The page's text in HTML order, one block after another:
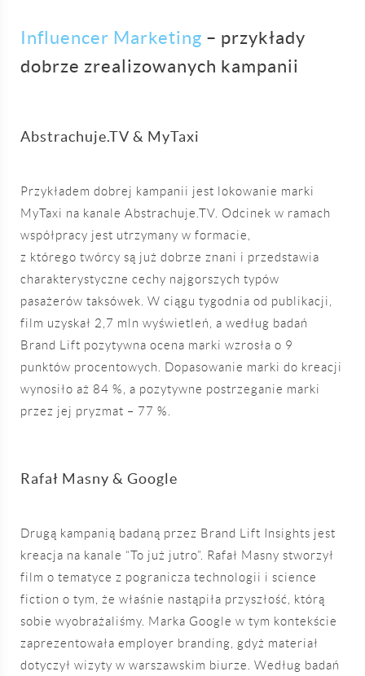
Influencer Marketing – przykłady
dobrze zrealizowanych kampanii
Abstrachuje.TV & MyTaxi
Przykładem dobrej kampanii jest lokowanie marki
MyTaxi na kanale Abstrachuje.TV. Odcinek w ramach
współpracy jest utrzymany w formacie,
z którego twórcy są już dobrze znani i przedstawia
charakterystyczne cechy najgorszych typów
pasażerów taksówek. W ciągu tygodnia od publikacji,
film uzyskał 2,7 mln wyświetleń, a według badań
Brand Lift pozytywna ocena marki wzrosła o 9
punktów procentowych. Dopasowanie marki do kreacji
wynosiło aż 84 %, a pozytywne postrzeganie marki
przez jej pryzmat – 77 %.
Rafał Masny & Google
Drugą kampanią badaną przez Brand Lift Insights jest
kreacja na kanale “To już jutro”. Rafał Masny stworzył
film o tematyce z pogranicza technologii i science
fiction o tym, że właśnie nastąpiła przyszłość, którą
sobie wyobrażaliśmy. Marka Google w tym kontekście
zaprezentowała employer branding, gdyż materiał
dotyczył wizyty w warszawskim biurze. Według badań